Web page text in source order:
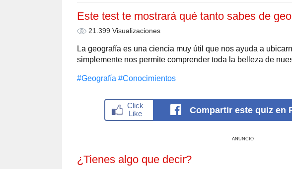
Este test te mostrará qué tanto sabes de
21.399 Visualizaciones
La geografía es una ciencia muy útil que nos ayuda a
simplemente nos permite comprender toda la belleza de
#Geografía #Conocimientos
Compartir este quiz en
ANUNCIO
¿Tienes algo que decir?